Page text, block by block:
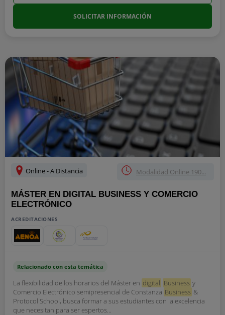
SOLICITAR INFORMACIÓN
Online - A Distancia Modalidad Online 190...
MÁSTER EN DIGITAL BUSINESS Y COMERCIO
ELECTRÓNICO
ACREDITACIONES
Relacionado con esta temática
La flexibilidad de los horarios del Máster en digital Business y
Comercio Electrónico semipresencial de Constanza Business &
Protocol School, busca formar a sus estudiantes con la excelencia
que necesitan para ser espertos...